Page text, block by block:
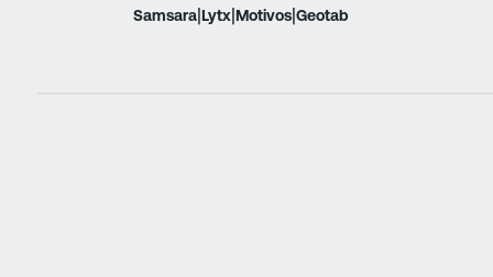
Samsara|Lytx|Motivos|Geotab